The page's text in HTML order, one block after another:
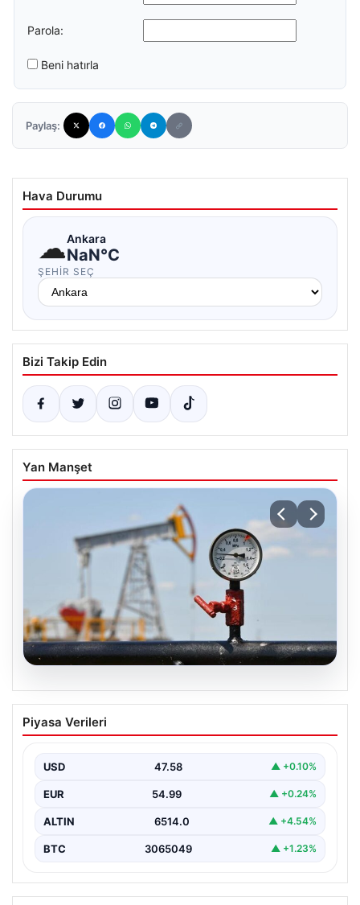
Parola:
Beni hatırla
Paylaş:
Hava Durumu
☁Ankara
NaN°C
ŞEHIR SEÇ
Bizi Takip Edin
Yan Manşet
Petrol fiyatları 25 Mayıs: Petrol fiyatları
düştü mü, ne kadar oldu? Brent petrol
Piyasa Verileri
USD 47.58 ▲ +0.10%
EUR 54.99 ▲ +0.24%
ALTIN 6514.0 ▲ +4.54%
BTC 3065049 ▲ +1.23%